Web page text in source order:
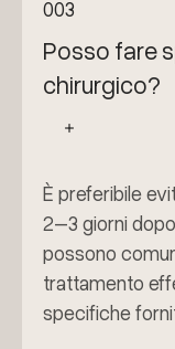
003
Posso fare
chirurgico?
È preferibile
2–3 giorni
possono
trattamento
specifiche